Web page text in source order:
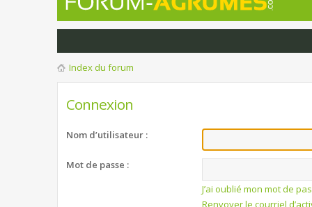
Index du forum
Connexion
Nom d’utilisateur :
Mot de passe :
J’ai oublié mon mot de
Renvoyer le courriel